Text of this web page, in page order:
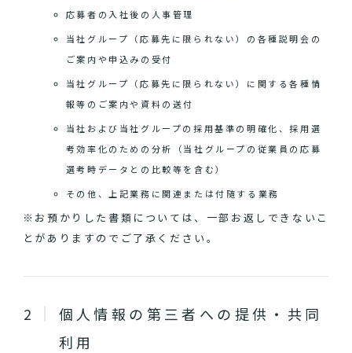
応募者の入社後の人事管理
当社グループ（応募先に限られない）の各種説明会の
ご案内や申込みの受付
当社グループ（応募先に限られない）に関する各種情
報等のご案内や資料の送付
当社および当社グループの採用基準の明確化、採用選
考効率化のための分析（当社グループの従業員の応募
選考時データとの比較等を含む）
その他、上記業務に関連または付随する業務
※お預かりした書類については、一部お返しできないこ
とがありますのでご了承ください。
個人情報の第三者への提供・共同
利用